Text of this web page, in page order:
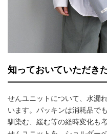
知っておいていただき
せんユニットについて、水漏
います。パッキンは消耗品で
馴染む、緩む等の経時変化も